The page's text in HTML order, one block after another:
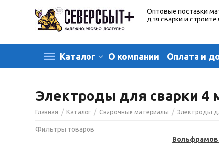
Оптовые поставки
для сварки и
Каталог О компании Оплата и
Электроды для сварки 4
Главная / Каталог / Сварочные материалы / Электроды
Фильтры товаров